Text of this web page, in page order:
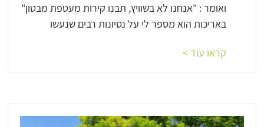
ואומר : "אנחנו לא בשוויץ, תבנו קירות מעטפת מבטון"
באריכות הוא מספר לי על נסיונות רבים שנעשו
קראו עוד >